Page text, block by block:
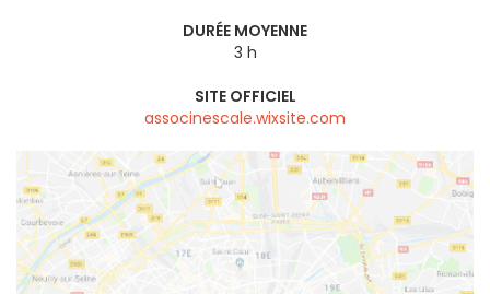
DURÉE MOYENNE
3 h
SITE OFFICIEL
associnescale.wixsite.com